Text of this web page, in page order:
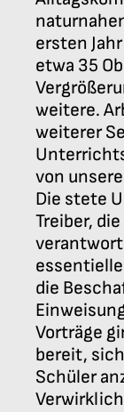
ersten
etwa 35
weitere.
weiterer
von
Die stete
Treiber,
die
Vorträge
bereit,
Schüler